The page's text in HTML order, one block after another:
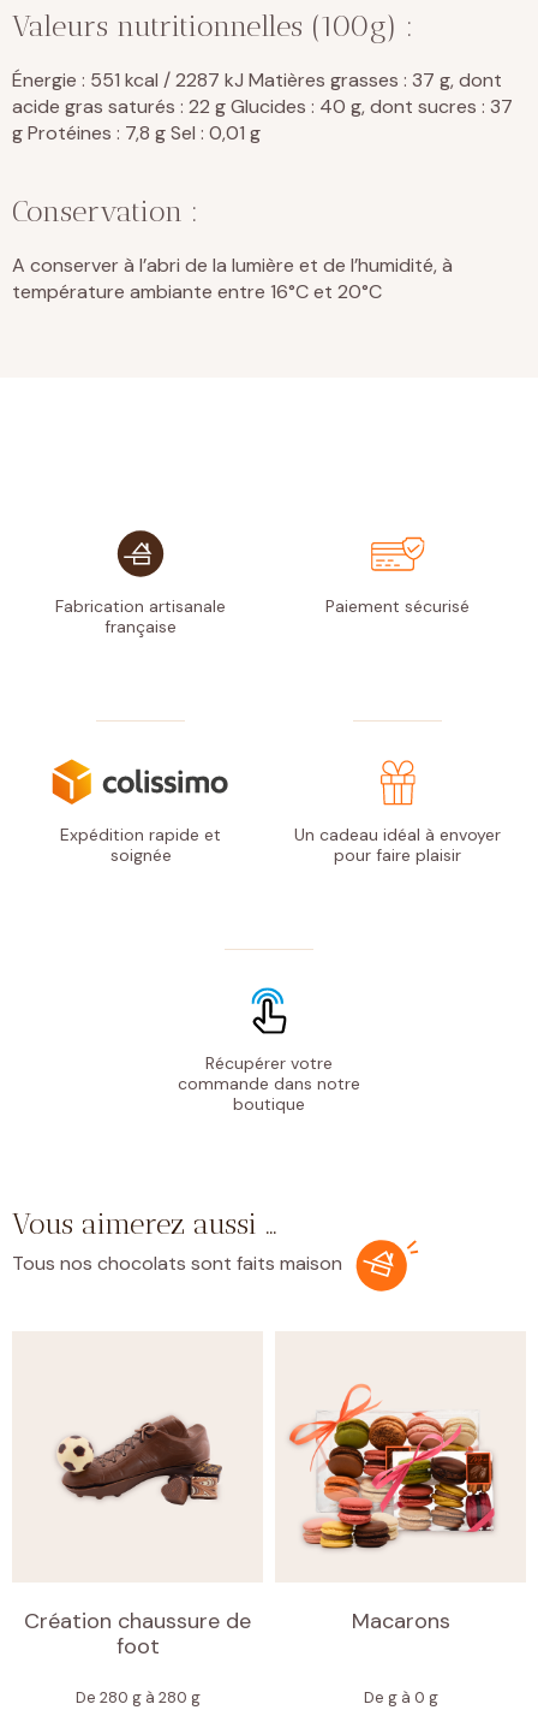
Valeurs nutritionnelles (100g) :
Énergie : 551 kcal / 2287 kJ Matières grasses : 37 g, dont
acide gras saturés : 22 g Glucides : 40 g, dont sucres : 37
g Protéines : 7,8 g Sel : 0,01 g
Conservation :
A conserver à l’abri de la lumière et de l’humidité, à
température ambiante entre 16°C et 20°C
Fabrication artisanale
française
Paiement sécurisé
Expédition rapide et
soignée
Un cadeau idéal à envoyer
pour faire plaisir
Récupérer votre
commande dans notre
boutique
Vous aimerez aussi …
Tous nos chocolats sont faits maison
Création chaussure de
foot
De 280 g à 280 g
Macarons
De g à 0 g